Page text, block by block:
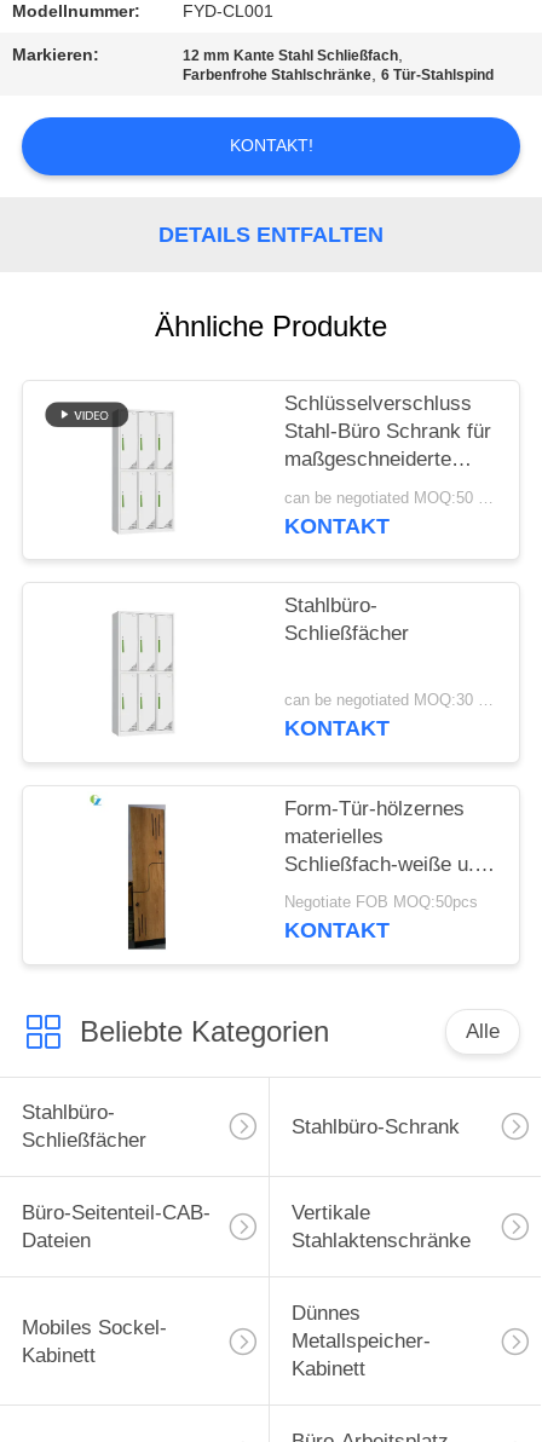
IN
VERBINDUNG
NACHRICHTEN
SITEMAP
PRIVACY
POLICY
Modellnummer: FYD-CL001
Markieren: 12 mm Kante Stahl Schließfach,
Farbenfrohe Stahlschränke,6 Tür-Stahlspind
KONTAKT!
DETAILS ENTFALTEN
Ähnliche Produkte
Schlüsselverschluss
Stahl-Büro Schrank für
maßgeschneiderte
Büro-Speicherlösungencan be negotiated MOQ:50 Stück
KONTAKT
Stahlbüro-
Schließfächer
can be negotiated MOQ:30 Stück
KONTAKT
Form-Tür-hölzernes
materielles
Schließfach-weiße u.
natürliche Eiche
Elegent neue Entwurfs-
Negotiate FOB MOQ:50pcs
KONTAKT
Beliebte Kategorien Alle
Stahlbüro-
Schließfächer
Stahlbüro-Schrank
Büro-Seitenteil-CAB-
Dateien
Vertikale
Stahlaktenschränke
Mobiles Sockel-
Kabinett
Dünnes
Metallspeicher-
Kabinett